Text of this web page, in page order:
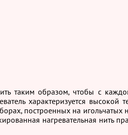
таким образом, чтобы с
характеризуется высокой
построенных на игольчатых
нагревательная нить